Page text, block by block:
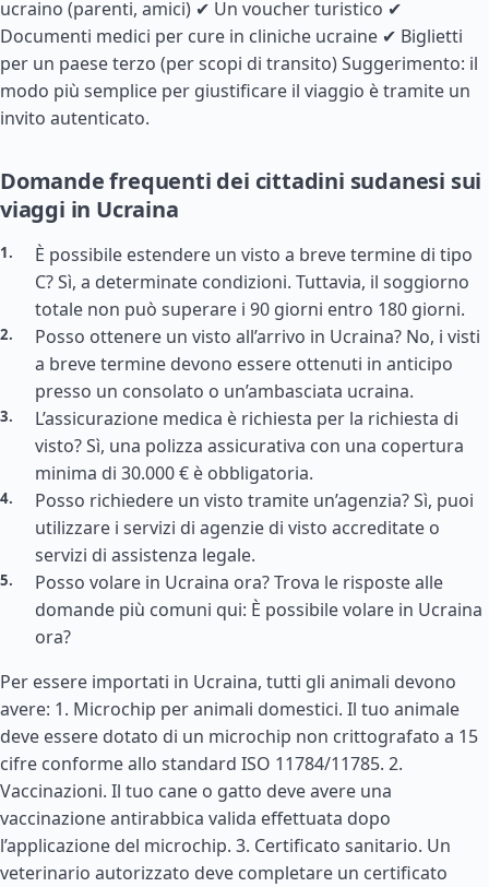
ucraino (parenti, amici) ✔ Un voucher turistico ✔
Documenti medici per cure in cliniche ucraine ✔ Biglietti
per un paese terzo (per scopi di transito) Suggerimento: il
modo più semplice per giustificare il viaggio è tramite un
invito autenticato.
Domande frequenti dei cittadini sudanesi sui
viaggi in Ucraina
È possibile estendere un visto a breve termine di tipo
C? Sì, a determinate condizioni. Tuttavia, il soggiorno
totale non può superare i 90 giorni entro 180 giorni.
Posso ottenere un visto all’arrivo in Ucraina? No, i visti
a breve termine devono essere ottenuti in anticipo
presso un consolato o un’ambasciata ucraina.
L’assicurazione medica è richiesta per la richiesta di
visto? Sì, una polizza assicurativa con una copertura
minima di 30.000 € è obbligatoria.
Posso richiedere un visto tramite un’agenzia? Sì, puoi
utilizzare i servizi di agenzie di visto accreditate o
servizi di assistenza legale.
Posso volare in Ucraina ora? Trova le risposte alle
domande più comuni qui: È possibile volare in Ucraina
ora?
Per essere importati in Ucraina, tutti gli animali devono
avere: 1. Microchip per animali domestici. Il tuo animale
deve essere dotato di un microchip non crittografato a 15
cifre conforme allo standard ISO 11784/11785. 2.
Vaccinazioni. Il tuo cane o gatto deve avere una
vaccinazione antirabbica valida effettuata dopo
l’applicazione del microchip. 3. Certificato sanitario. Un
veterinario autorizzato deve completare un certificato